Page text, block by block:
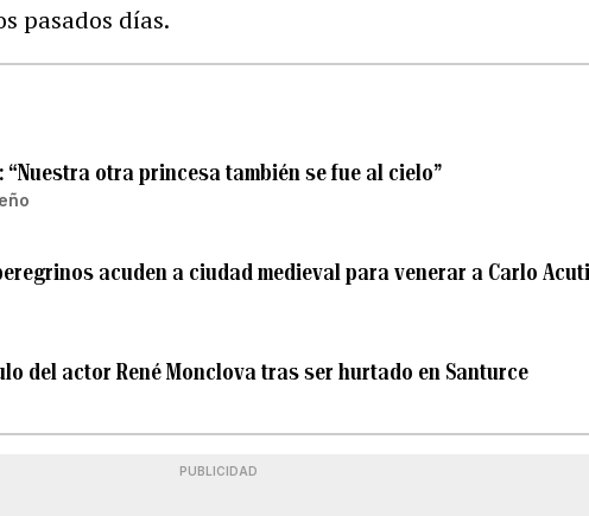
pasados días.
otra princesa también se fue al cielo”
acuden a ciudad medieval para venerar a Carlo
del actor René Monclova tras ser hurtado en Santurce
PUBLICIDAD